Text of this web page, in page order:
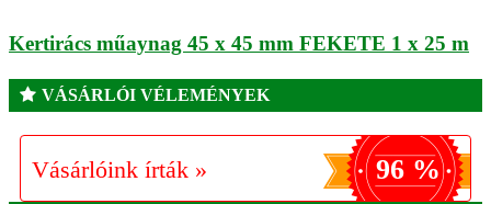
Kertirács műaynag 45 x 45 mm FEKETE 1 x 25 m
VÁSÁRLÓI VÉLEMÉNYEK
Vásárlóink írták » 96 %